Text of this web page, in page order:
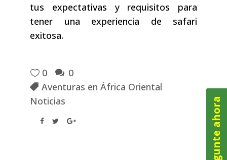
tus expectativas y requisitos para
tener una experiencia de safari
exitosa.
0
0
Aventuras en África Oriental
Noticias
Pregunte ahora